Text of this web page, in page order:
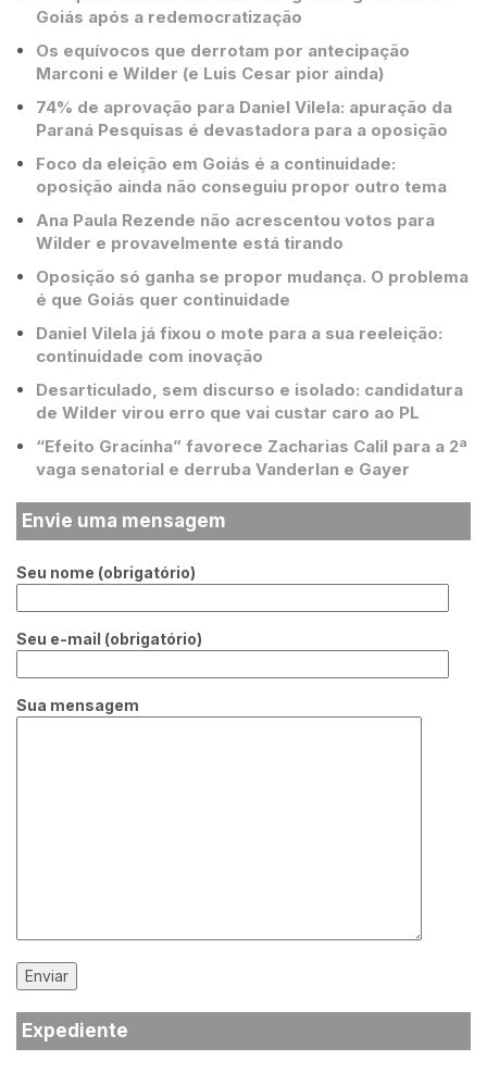
Goiás após a redemocratização
Os equívocos que derrotam por antecipação
Marconi e Wilder (e Luis Cesar pior ainda)
74% de aprovação para Daniel Vilela: apuração da
Paraná Pesquisas é devastadora para a oposição
Foco da eleição em Goiás é a continuidade:
oposição ainda não conseguiu propor outro tema
Ana Paula Rezende não acrescentou votos para
Wilder e provavelmente está tirando
Oposição só ganha se propor mudança. O problema
é que Goiás quer continuidade
Daniel Vilela já fixou o mote para a sua reeleição:
continuidade com inovação
Desarticulado, sem discurso e isolado: candidatura
de Wilder virou erro que vai custar caro ao PL
“Efeito Gracinha” favorece Zacharias Calil para a 2ª
vaga senatorial e derruba Vanderlan e Gayer
Envie uma mensagem
Seu nome (obrigatório)
Seu e-mail (obrigatório)
Sua mensagem
Expediente